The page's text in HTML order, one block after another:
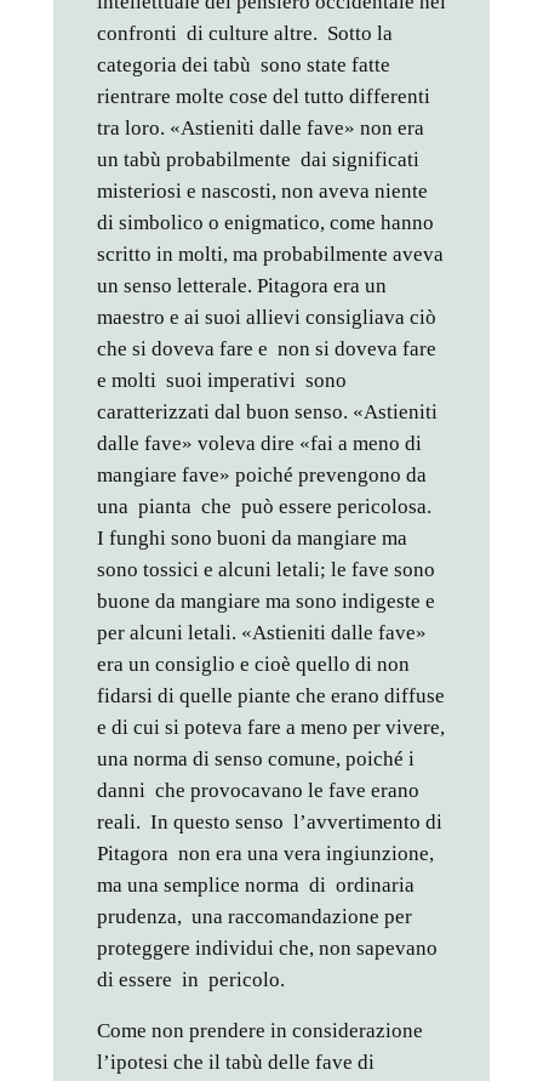
confronti di culture altre. Sotto la
categoria dei tabù sono state fatte
rientrare molte cose del tutto differenti
tra loro. «Astieniti dalle fave» non era
un tabù probabilmente dai significati
misteriosi e nascosti, non aveva niente
di simbolico o enigmatico, come hanno
scritto in molti, ma probabilmente aveva
un senso letterale. Pitagora era un
maestro e ai suoi allievi consigliava ciò
che si doveva fare e non si doveva fare
e molti suoi imperativi sono
caratterizzati dal buon senso. «Astieniti
dalle fave» voleva dire «fai a meno di
mangiare fave» poiché prevengono da
una pianta che può essere pericolosa.
I funghi sono buoni da mangiare ma
sono tossici e alcuni letali; le fave sono
buone da mangiare ma sono indigeste e
per alcuni letali. «Astieniti dalle fave»
era un consiglio e cioè quello di non
fidarsi di quelle piante che erano diffuse
e di cui si poteva fare a meno per vivere,
una norma di senso comune, poiché i
danni che provocavano le fave erano
reali. In questo senso l’avvertimento di
Pitagora non era una vera ingiunzione,
ma una semplice norma di ordinaria
prudenza, una raccomandazione per
proteggere individui che, non sapevano
di essere in pericolo.
Come non prendere in considerazione
l’ipotesi che il tabù delle fave di